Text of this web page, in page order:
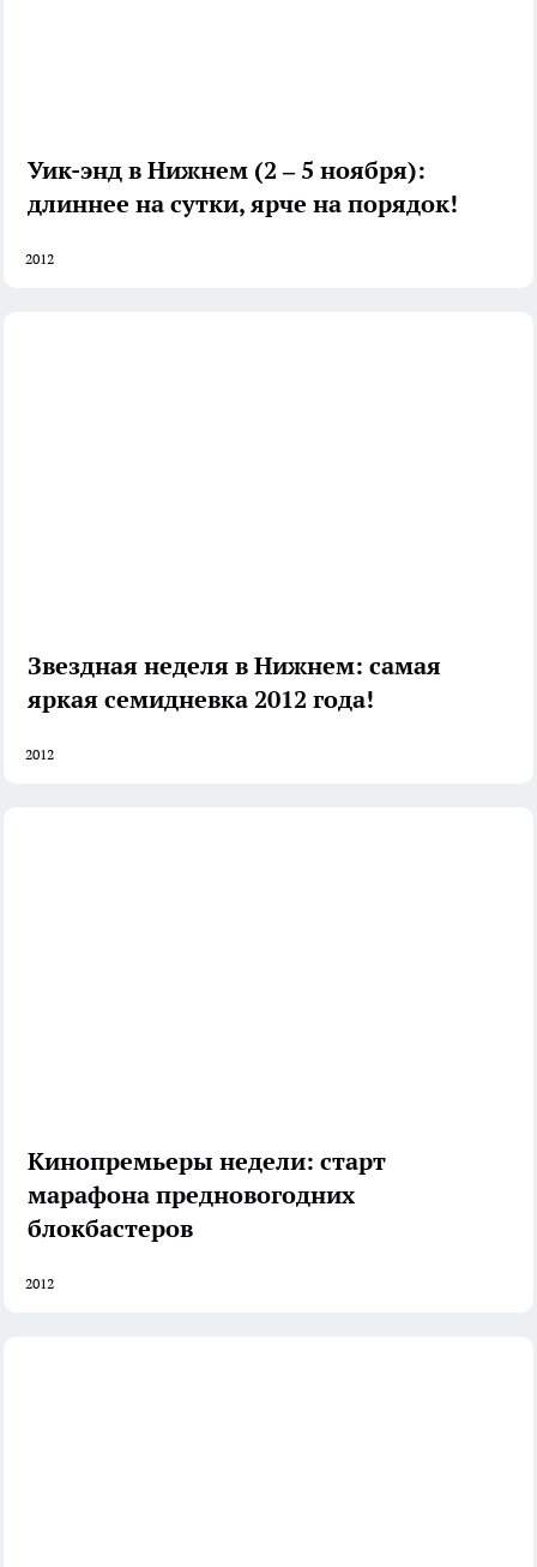
Уик-энд в Нижнем (2 – 5 ноября):
длиннее на сутки, ярче на порядок!
2012
Звездная неделя в Нижнем: самая
яркая семидневка 2012 года!
2012
Кинопремьеры недели: старт
марафона предновогодних
блокбастеров
2012